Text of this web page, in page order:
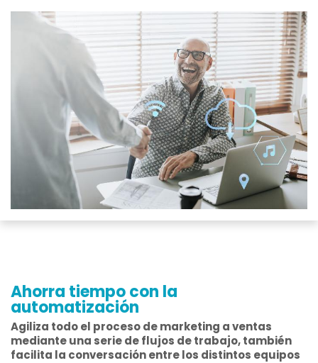
Ahorra tiempo con la
automatización
Agiliza todo el proceso de marketing a ventas
mediante una serie deflujos de trabajo, también
facilita la conversación entre los distintos equipos